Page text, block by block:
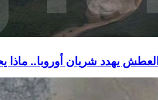
يهدد شريان أوروبا.. ماذا